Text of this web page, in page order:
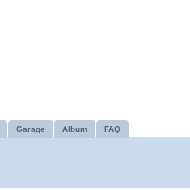
Garage Album FAQ